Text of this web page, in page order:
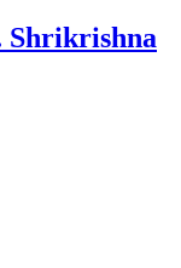
Shrikrishna